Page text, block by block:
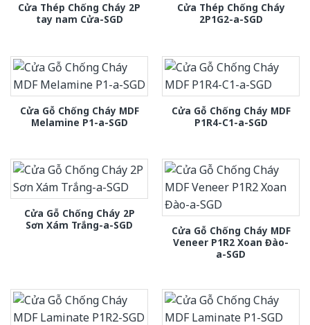
Cửa Thép Chống Cháy 2P
tay nam Cửa-SGD
Cửa Thép Chống Cháy
2P1G2-a-SGD
Cửa Gỗ Chống Cháy MDF
Melamine P1-a-SGD
Cửa Gỗ Chống Cháy MDF
P1R4-C1-a-SGD
Cửa Gỗ Chống Cháy 2P
Sơn Xám Trắng-a-SGD
Cửa Gỗ Chống Cháy MDF
Veneer P1R2 Xoan Đào-
a-SGD